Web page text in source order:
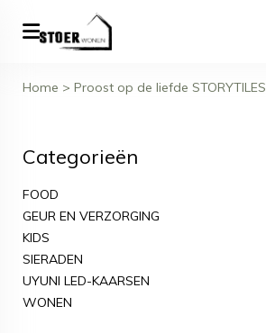
Home > Proost op de liefde
Categorieën
FOOD
GEUR EN VERZORGING
KIDS
SIERADEN
UYUNI LED-KAARSEN
WONEN